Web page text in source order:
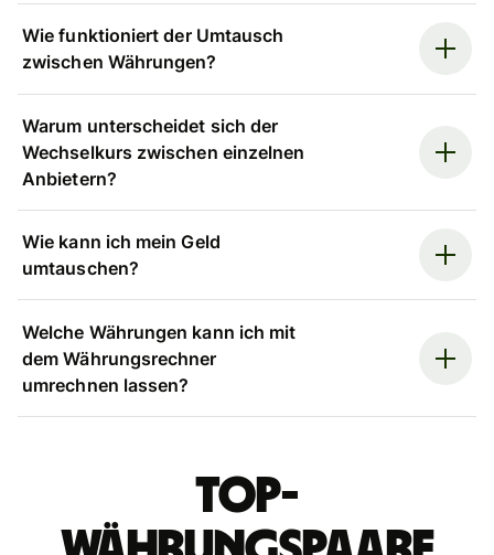
Wie funktioniert der Umtausch
zwischen Währungen?
Warum unterscheidet sich der
Wechselkurs zwischen einzelnen
Anbietern?
Wie kann ich mein Geld
umtauschen?
Welche Währungen kann ich mit
dem Währungsrechner
umrechnen lassen?
Top-